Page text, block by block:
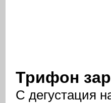
Трифон
С дегустация